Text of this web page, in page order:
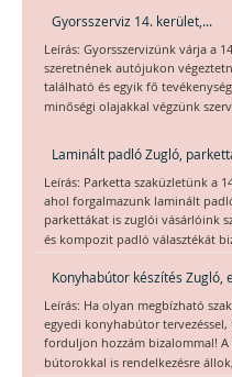
Gyorsszerviz 14. kerület,...
Leírás: Gyorsszervizünk várja a
szeretnének autójukon
található és egyik fő
minőségi olajakkal végzünk
Laminált padló Zugló,
Leírás: Parketta szaküzletünk a
ahol forgalmazunk laminált
parkettákat is zuglói vásárlóink
és kompozit padló választékát
Konyhabútor készítés Zugló,
Leírás: Ha olyan megbízható
egyedi konyhabútor
forduljon hozzám bizalommal!
bútorokkal is rendelkezésre